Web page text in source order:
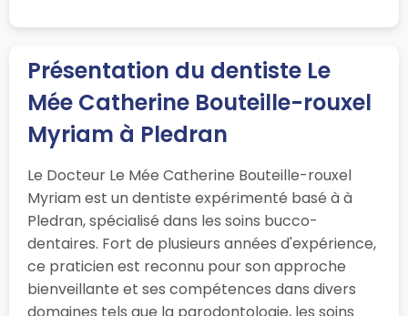
Présentation du dentiste Le
Mée Catherine Bouteille-rouxel
Myriam à Pledran
Le Docteur Le Mée Catherine Bouteille-rouxel
Myriam est un dentiste expérimenté basé à à
Pledran, spécialisé dans les soins bucco-
dentaires. Fort de plusieurs années d'expérience,
ce praticien est reconnu pour son approche
bienveillante et ses compétences dans divers
domaines tels que la parodontologie, les soins